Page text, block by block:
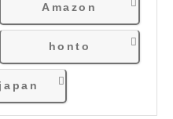
Amazon
honto